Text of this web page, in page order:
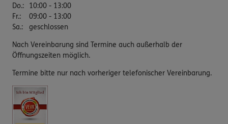
Do.:
10:00 - 13:00
Fr.:
09:00 - 13:00
Sa.: geschlossen
Nach Vereinbarung sind Termine auch außerhalb der
Öffnungszeiten möglich.
Termine bitte nur nach vorheriger telefonischer Vereinbarung.